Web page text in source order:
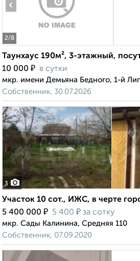
2/8
‹
Таунхаус 190м², 3-этажный,
10 000 ₽ в сутки
мкр. имени Демьяна Бедного, 1-й
Собственник, 30.07.2026
3
Участок 10 сот., ИЖС, в черте
5 400 000 ₽ 5 400 ₽ за сотку
мкр. Сады Калинина, Средняя 110
Собственник, 07.09.2020